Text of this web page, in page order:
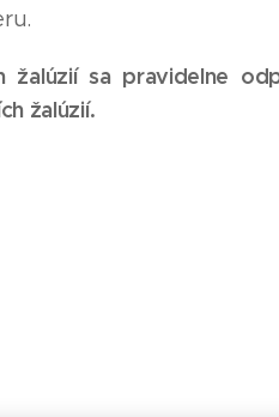
žalúzií sa pravidelne
žalúzií.